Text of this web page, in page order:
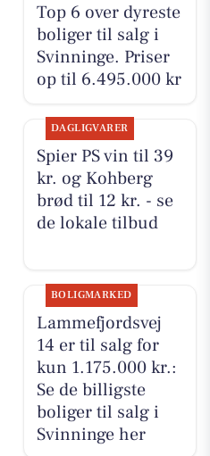
Top 6 over dyreste
boliger til salg i
Svinninge. Priser
op til 6.495.000 kr
DAGLIGVARER
Spier PS vin til 39
kr. og Kohberg
brød til 12 kr. - se
de lokale tilbud
BOLIGMARKED
Lammefjordsvej
14 er til salg for
kun 1.175.000 kr.:
Se de billigste
boliger til salg i
Svinninge her